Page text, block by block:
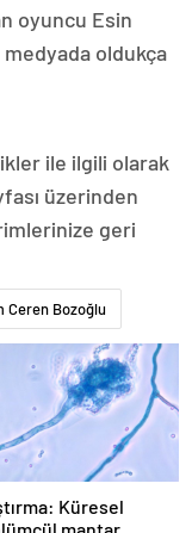
oyuncu Esin
oldukça
ile ilgili olarak
üzerinden
geri
Ceren Bozoğlu
Küresel